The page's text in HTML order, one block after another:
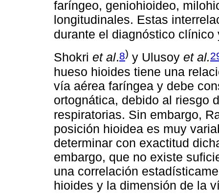
faríngeo, geniohioideo,
longitudinales. Estas
durante el diagnóstico
Shokri et al.8) y Ulusoy et al.
hueso hioides tiene una
vía aérea faríngea y debe
ortognática, debido al riesgo
respiratorias. Sin embargo,
posición hioidea es muy
determinar con exactitud
embargo, que no existe
una correlación
hioides y la dimensión de la